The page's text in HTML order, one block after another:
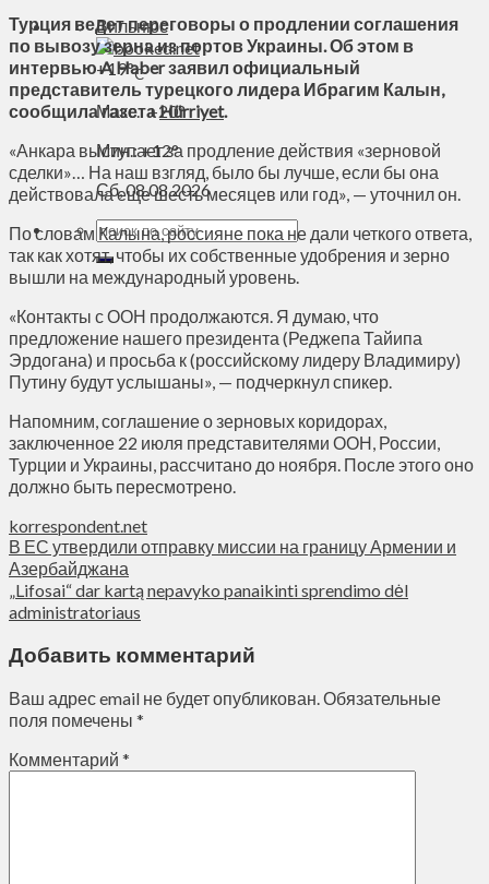
Вильнюс
+19°C
Макс.:+20°
Мин.:+12°
Сб, 08.08.2026
Турция ведет переговоры о продлении соглашения
по вывозу зерна из портов Украины. Об этом в
интервью A Haber заявил официальный
представитель турецкого лидера Ибрагим Калын,
сообщила газетаHürriyet.
«Анкара выступает за продление действия «зерновой
сделки»… На наш взгляд, было бы лучше, если бы она
действовала еще шесть месяцев или год», — уточнил он.
По словам Калына, россияне пока не дали четкого ответа,
так как хотят, чтобы их собственные удобрения и зерно
вышли на международный уровень.
«Контакты с ООН продолжаются. Я думаю, что
предложение нашего президента (Реджепа Тайипа
Эрдогана) и просьба к (российскому лидеру Владимиру)
Путину будут услышаны», — подчеркнул спикер.
Напомним, соглашение о зерновых коридорах,
заключенное 22 июля представителями ООН, России,
Турции и Украины, рассчитано до ноября. После этого оно
должно быть пересмотрено.
korrespondent.net
В ЕС утвердили отправку миссии на границу Армении и
Азербайджана
„Lifosai“ dar kartą nepavyko panaikinti sprendimo dėl
administratoriaus
Добавить комментарий
Ваш адрес email не будет опубликован.Обязательные
поля помечены *
Комментарий *